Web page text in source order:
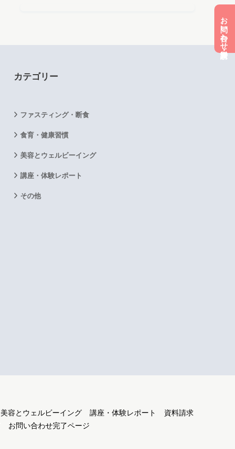
カテゴリー
ファスティング・断食
食育・健康習慣
美容とウェルビーイング
講座・体験レポート
その他
美容とウェルビーイング 講座・体験レポート
資料請求
お問い合わせ完了ページ
お問い合わせ・資料請求